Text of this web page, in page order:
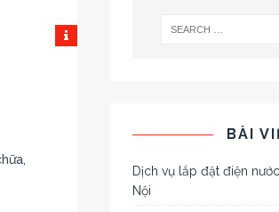
BÀI
Dịch vụ lắp đặt điện
Nội